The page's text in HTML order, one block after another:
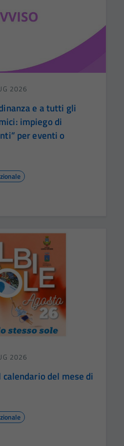
2026
e a tutti gli
impiego di
per eventi o
2026
del mese di